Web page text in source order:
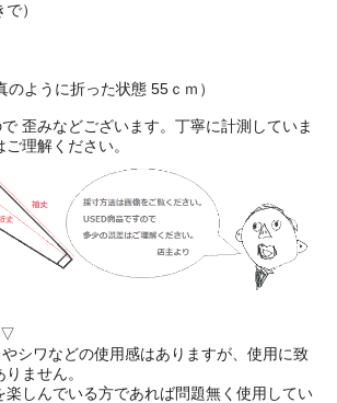
）
ように折った状態 55ｃｍ）
歪みなどございます。丁寧に計測していま
理解ください。
▽
シワなどの使用感はありますが、使用に致
ません。
楽しんでいる方であれば問題無く使用してい